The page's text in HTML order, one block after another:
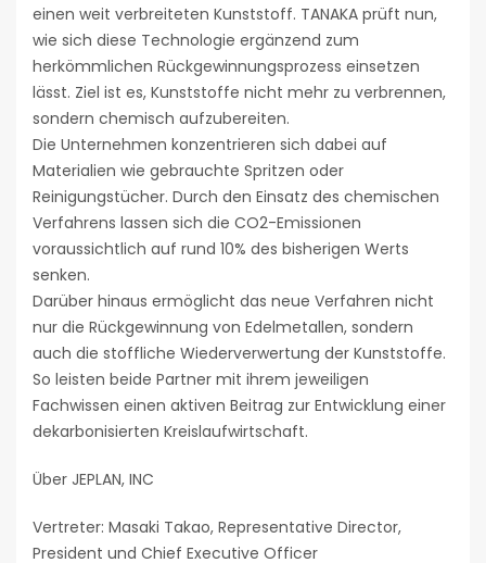
einen weit verbreiteten Kunststoff. TANAKA prüft nun,
wie sich diese Technologie ergänzend zum
herkömmlichen Rückgewinnungsprozess einsetzen
lässt. Ziel ist es, Kunststoffe nicht mehr zu verbrennen,
sondern chemisch aufzubereiten.
Die Unternehmen konzentrieren sich dabei auf
Materialien wie gebrauchte Spritzen oder
Reinigungstücher. Durch den Einsatz des chemischen
Verfahrens lassen sich die CO2-Emissionen
voraussichtlich auf rund 10% des bisherigen Werts
senken.
Darüber hinaus ermöglicht das neue Verfahren nicht
nur die Rückgewinnung von Edelmetallen, sondern
auch die stoffliche Wiederverwertung der Kunststoffe.
So leisten beide Partner mit ihrem jeweiligen
Fachwissen einen aktiven Beitrag zur Entwicklung einer
dekarbonisierten Kreislaufwirtschaft.
Über JEPLAN, INC
Vertreter: Masaki Takao, Representative Director,
President und Chief Executive Officer